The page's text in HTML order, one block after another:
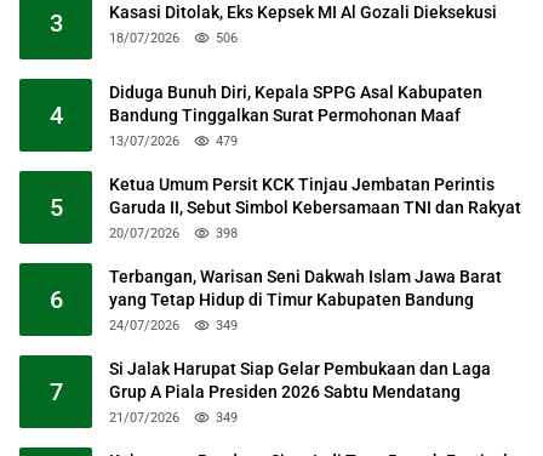
3 Kasasi Ditolak, Eks Kepsek MI Al Gozali Dieksekusi
18/07/2026 506
4
Diduga Bunuh Diri, Kepala SPPG Asal Kabupaten
Bandung Tinggalkan Surat Permohonan Maaf
13/07/2026 479
5
Ketua Umum Persit KCK Tinjau Jembatan Perintis
Garuda II, Sebut Simbol Kebersamaan TNI dan Rakyat
20/07/2026 398
6
Terbangan, Warisan Seni Dakwah Islam Jawa Barat
yang Tetap Hidup di Timur Kabupaten Bandung
24/07/2026 349
7
Si Jalak Harupat Siap Gelar Pembukaan dan Laga
Grup A Piala Presiden 2026 Sabtu Mendatang
21/07/2026 349